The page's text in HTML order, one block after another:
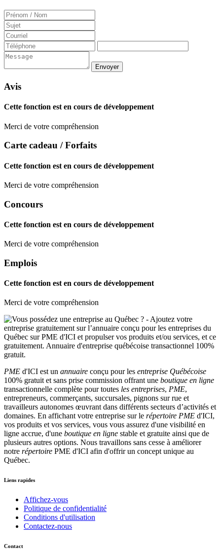
Avis
Cette fonction est en cours de développement
Merci de votre compréhension
Carte cadeau / Forfaits
Cette fonction est en cours de développement
Merci de votre compréhension
Concours
Cette fonction est en cours de développement
Merci de votre compréhension
Emplois
Cette fonction est en cours de développement
Merci de votre compréhension
PME d'ICI est un annuaire conçu pour les entreprise Québécoise
100% gratuit et sans prise commission offrant une boutique en ligne
transactionnelle complète pour toutes les entreprises, PME,
entrepreneurs, commerçants, succursales, pignons sur rue et
travailleurs autonomes œuvrant dans différents secteurs d’activités et
domaines. En affichant votre entreprise sur le répertoire PME d'ICI,
vos produits et vos services, vous vous assurez d'une visibilité en
ligne accrue, d'une boutique en ligne stable et gratuite ainsi que de
plusieurs autres options. Nous travaillons sans cesse à améliorer
notre répertoire PME d'ICI afin d'offrir un concept unique au
Québec.
Liens rapides
Affichez-vous
Politique de confidentialité
Conditions d'utilisation
Contactez-nous
Contact